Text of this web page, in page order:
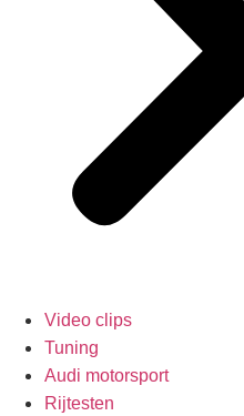
Video clips
Tuning
Audi motorsport
Rijtesten